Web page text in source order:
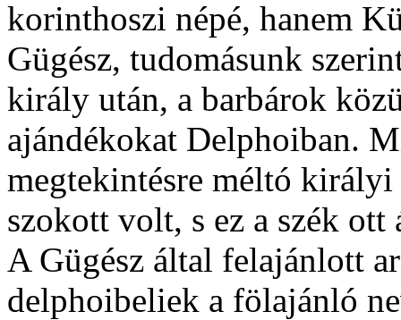
korinthoszi népé, hanem
Gügész, tudomásunk
király után, a barbárok
ajándékokat Delphoiban.
megtekintésre méltó
szokott volt, s ez a szék
A Gügész által felajánlott
delphoibeliek a fölajánló